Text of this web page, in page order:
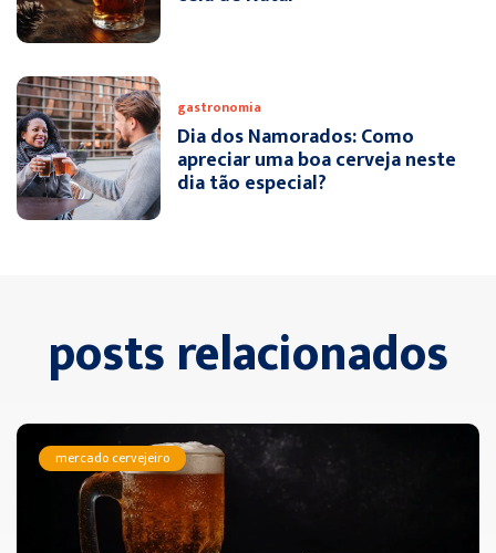
gastronomia
Dia dos Namorados: Como
apreciar uma boa cerveja neste
dia tão especial?
posts relacionados
mercado cervejeiro